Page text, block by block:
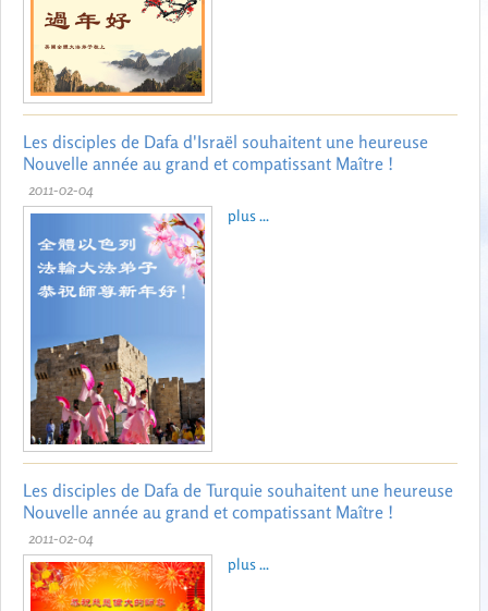
Les disciples de Dafa d'Israël souhaitent une heureuse
Nouvelle année au grand et compatissant Maître !
2011-02-04
plus ...
Les disciples de Dafa de Turquie souhaitent une heureuse
Nouvelle année au grand et compatissant Maître !
2011-02-04
plus ...